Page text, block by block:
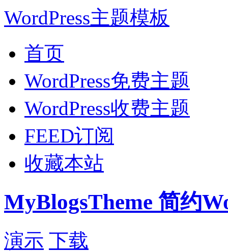
WordPress主题模板
首页
WordPress免费主题
WordPress收费主题
FEED订阅
收藏本站
MyBlogsTheme 简约
演示 下载